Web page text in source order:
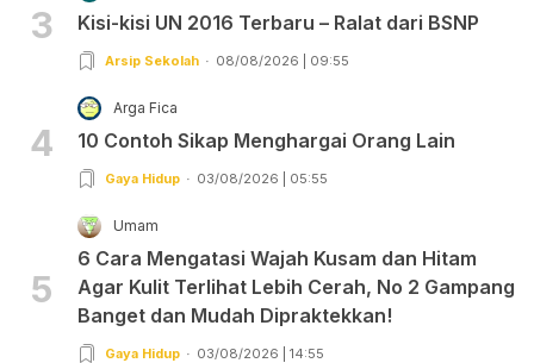
3 Kisi-kisi UN 2016 Terbaru – Ralat dari BSNP
Arsip Sekolah 08/08/2026 | 09:55
4
Arga Fica
10 Contoh Sikap Menghargai Orang Lain
Gaya Hidup 03/08/2026 | 05:55
5
Umam
6 Cara Mengatasi Wajah Kusam dan Hitam
Agar Kulit Terlihat Lebih Cerah, No 2 Gampang
Banget dan Mudah Dipraktekkan!
Gaya Hidup 03/08/2026 | 14:55